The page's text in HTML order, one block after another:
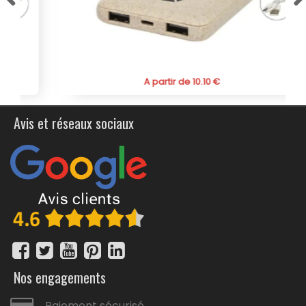
dimensions compactes de 6,7 cm de longueur, 10 cm de
hauteur, 1,4 cm de largeur et un poids léger de 114 g, ce
powerbank est facile à transporter et à utiliser au
rapport qualité-prix, avec des tarifs dégressifs pour les
et judicieux pour vos besoins promotionnels.
Commandez dès maintenant cette batterie de secours
personnalisable en RPET pour offrir à vos clients et
partenaires un cadeau utile et respectueux de
l'environnement, tout en renforçant la notoriété de votre
marque.
A partir de 10.10 €
Avis et réseaux sociaux
Nos engagements